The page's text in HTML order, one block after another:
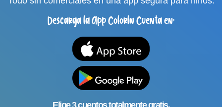
Descarga la App Colorin Cuenta en: